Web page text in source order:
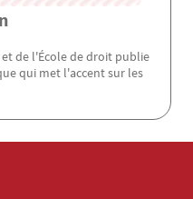
de l'École de droit publie
qui met l'accent sur les
1